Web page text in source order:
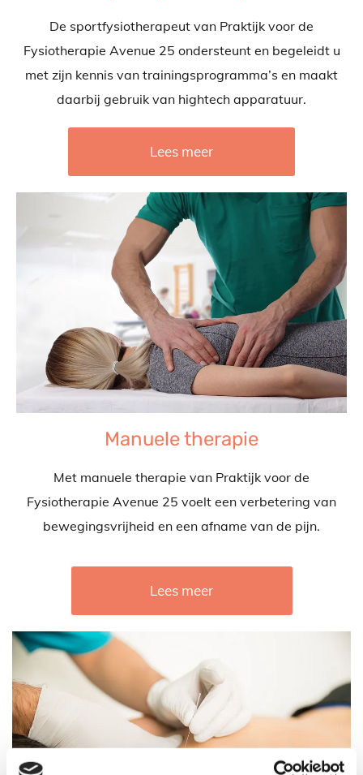
De sportfysiotherapeut van Praktijk voor de
Fysiotherapie Avenue 25 ondersteunt en begeleidt u
met zijn kennis van trainingsprogramma’s en maakt
daarbij gebruik van hightech apparatuur.
Lees meer
Manuele therapie
Met manuele therapie van Praktijk voor de
Fysiotherapie Avenue 25 voelt een verbetering van
bewegingsvrijheid en een afname van de pijn.
Lees meer